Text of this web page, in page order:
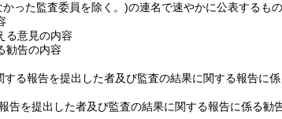
った監査委員を除く。)の連名で速やかに公表するもの
る意見の内容
勧告の内容
る報告を提出した者及び監査の結果に関する報告に
告を提出した者及び監査の結果に関する報告に係る